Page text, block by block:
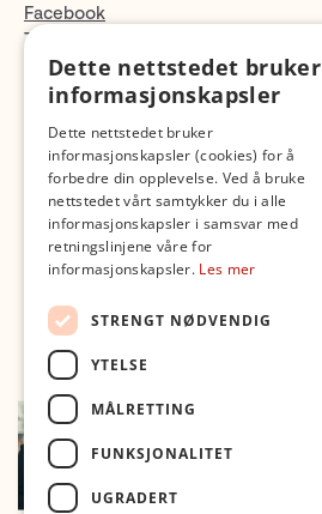
Facebook
TikTok
Fotopodden
Dette nettstedet bruker
informasjonskapsler
Dette nettstedet bruker
informasjonskapsler (cookies) for å
forbedre din opplevelse. Ved å bruke
nettstedet vårt samtykker du i alle
informasjonskapsler i samsvar med
retningslinjene våre for
informasjonskapsler. Les mer
STRENGT NØDVENDIG
YTELSE
MÅLRETTING
FUNKSJONALITET
UGRADERT